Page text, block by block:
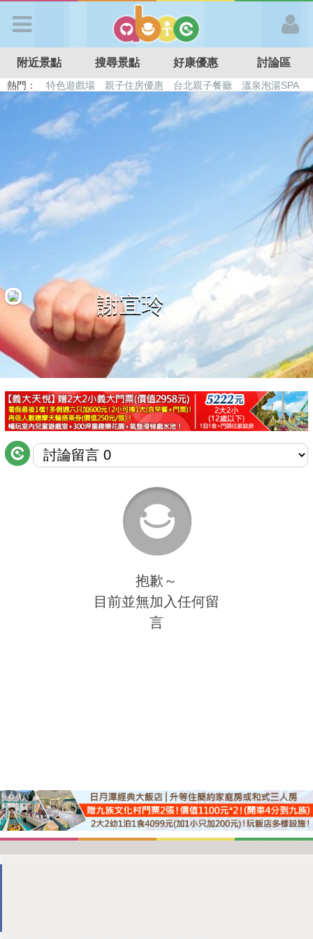
APP登入
首 頁
搜尋景點
好康優惠
最新留言
商家合作
推薦景點
討論區
聯絡我們
附近景點 搜尋景點 好康優惠 討論區
熱門： 特色遊戲場 親子住房優惠 台北親子餐廳
溫泉泡湯SPA
溜滑梯民宿
觀光工廠 日本親子景點
謝宜玲
抱歉～
目前並無加入任何留
言